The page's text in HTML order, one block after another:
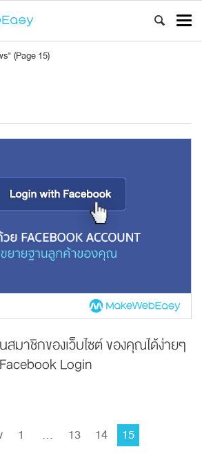
(Page 15)
สมาชิกของเว็บไซต์ ของคุณได้ง่ายๆ
Login
1 … 13 14 15